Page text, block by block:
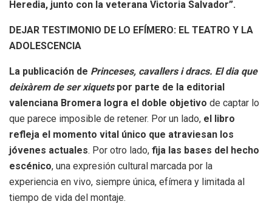
Heredia, junto con la veterana Victoria Salvador”.
DEJAR TESTIMONIO DE LO EFÍMERO: EL TEATRO Y LA
ADOLESCENCIA
La publicación de Princeses, cavallers i dracs. El dia que
deixàrem de ser xiquetspor parte de la editorial
valenciana Bromera logra el doble objetivo de captar lo
que parece imposible de retener. Por un lado, el libro
refleja el momento vital único que atraviesan los
jóvenes actuales. Por otro lado, fija las bases del hecho
escénico, una expresión cultural marcada por la
experiencia en vivo, siempre única, efímera y limitada al
tiempo de vida del montaje.